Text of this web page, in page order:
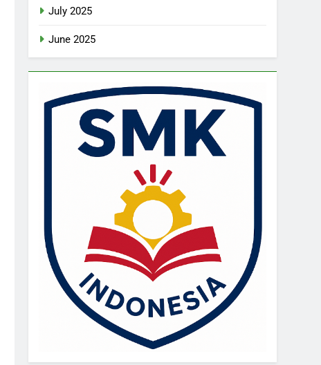
July 2025
June 2025